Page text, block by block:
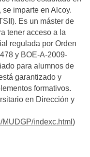
imparte en Alcoy.
Es un máster de
tener acceso a la
regulada por Orden
y BOE-A-2009-
para alumnos de
garantizado y
formativos.
en Dirección y
indexc.html )